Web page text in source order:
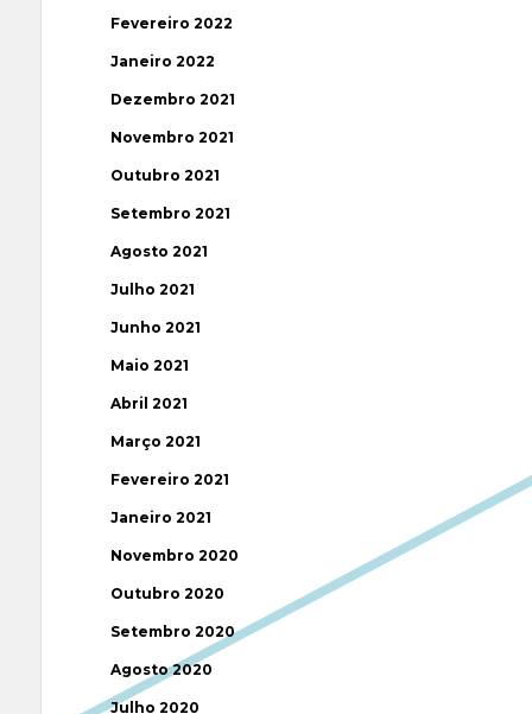
Fevereiro 2022
Janeiro 2022
Dezembro 2021
Novembro 2021
Outubro 2021
Setembro 2021
Agosto 2021
Julho 2021
Junho 2021
Maio 2021
Abril 2021
Março 2021
Fevereiro 2021
Janeiro 2021
Novembro 2020
Outubro 2020
Setembro 2020
Agosto 2020
Julho 2020